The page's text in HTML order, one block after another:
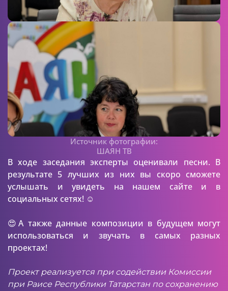
Источник фотографии:
ШАЯН ТВ
В ходе заседания эксперты оценивали песни. В
результате 5 лучших из них вы скоро сможете
услышать и увидеть на нашем сайте и в
социальных сетях! ☺️
😍А также данные композиции в будущем могут
использоваться и звучать в самых разных
проектах!
Проект реализуется при содействии Комиссии
при Раисе Республики Татарстан по сохранению